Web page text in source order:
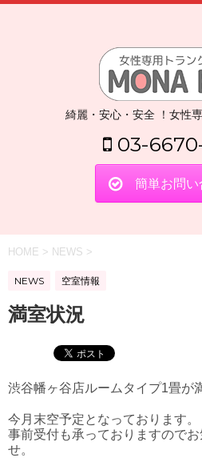
綺麗・安心・安全 ！女性
03-
簡単お問い
HOME > NEWS >
NEWS 空室情報
満室状況
渋谷幡ヶ谷店ルームタイプ1畳が
今月末空予定となっております。
事前受付も承っておりますので
せ。